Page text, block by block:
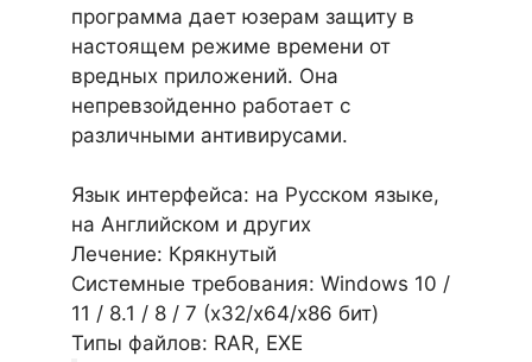
программа дает юзерам защиту в
настоящем режиме времени от
вредных приложений. Она
непревзойденно работает с
различными антивирусами.
Язык интерфейса: на Русском языке,
на Английском и других
Лечение: Крякнутый
Системные требования: Windows 10 /
11 / 8.1 / 8 / 7 (х32/x64/x86 бит)
Типы файлов: RAR, EXE